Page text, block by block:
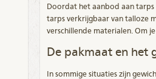
Doordat het aanbod aan tarps
tarps verkrijgbaar van talloze
verschillende materialen. Om
De pakmaat en het
In sommige situaties zijn